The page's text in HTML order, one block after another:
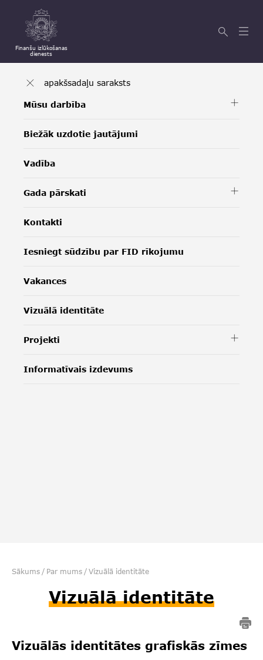
Finanšu izlūkošanas
dienests
apakšsadaļu saraksts
Mūsu darbība
Biežāk uzdotie jautājumi
Vadība
Gada pārskati
Kontakti
Iesniegt sūdzību par FID rīkojumu
Vakances
Vizuālā identitāte
Projekti
Informatīvais izdevums
Sākums / Par mums / Vizuālā identitāte
Vizuālā identitāte
Vizuālās identitātes grafiskās zīmes